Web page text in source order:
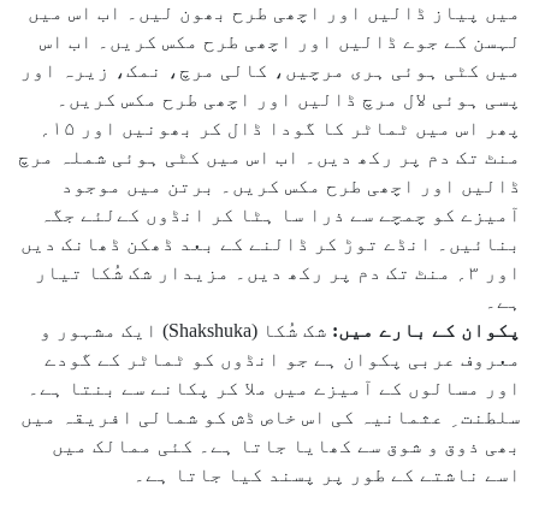
میں پیاز ڈالیں اور اچھی طرح بھون لیں۔ اب اس میں
لہسن کے جوے ڈالیں اور اچھی طرح مکس کریں۔ اب اس
میں کٹی ہوئی ہری مرچیں، کالی مرچ، نمک، زیرہ اور
پسی ہوئی لال مرچ ڈالیں اور اچھی طرح مکس کریں۔
منٹ تک دم پر رکھ دیں۔ اب اس میں کٹی ہوئی شملہ مرچ
ڈالیں اور اچھی طرح مکس کریں۔ برتن میں موجود
آمیزے کو چمچے سے ذرا سا ہٹا کر انڈوں کےلئے جگہ
بنائیں۔ انڈے توڑ کر ڈالنے کے بعد ڈھکن ڈھانک دیں
اور ۳؍ منٹ تک دم پر رکھ دیں۔ مزیدار شک شُکا تیار
ہے۔
پکوان کے بارے میں:
شک شُکا (Shakshuka) ایک مشہور و
معروف عربی پکوان ہے جو انڈوں کو ٹماٹر کے گودے
اور مسالوں کے آمیزے میں ملا کر پکانے سے بنتا ہے۔
سلطنت ِ عثمانیہ کی اس خاص ڈش کو شمالی افریقہ میں
بھی ذوق و شوق سے کھایا جاتا ہے۔ کئی ممالک میں
اسے ناشتے کے طور پر پسند کیا جاتا ہے۔